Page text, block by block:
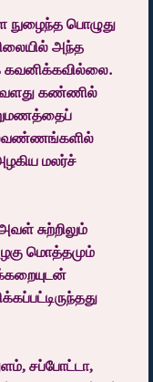
அந்த
கண்ணில்
மலர்ச்
மொத்தமும்